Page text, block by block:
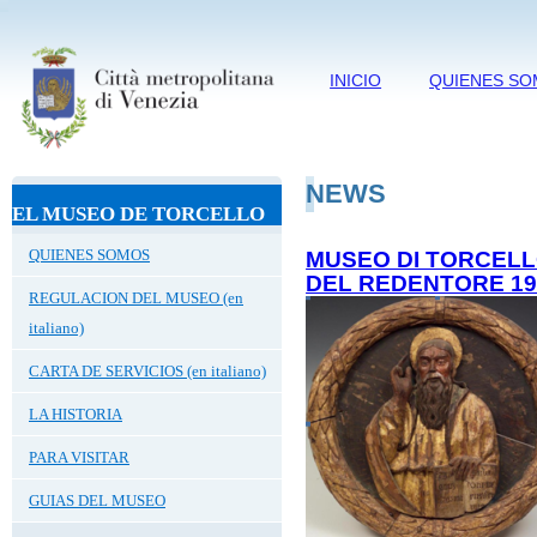
INICIO QUIENES
EL MUSEO DE TORCELLO
QUIENES SOMOS
REGULACION DEL MUSEO (en
italiano)
CARTA DE SERVICIOS (en italiano)
LA HISTORIA
PARA VISITAR
GUIAS DEL MUSEO
NEWS
MUSEO DI
DEL REDENTORE